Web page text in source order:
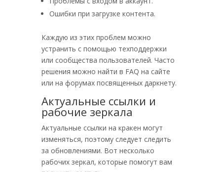
Ошибки при загрузке контента.
Каждую из этих проблем можно
устранить с помощью техподдержки
или сообщества пользователей. Часто
решения можно найти в FAQ на сайте
или на форумах посвященных даркнету.
Актуальные ссылки и
рабочие зеркала
Актуальные ссылки на кракен могут
изменяться, поэтому следует следить
за обновлениями. Вот несколько
рабочих зеркал, которые помогут вам